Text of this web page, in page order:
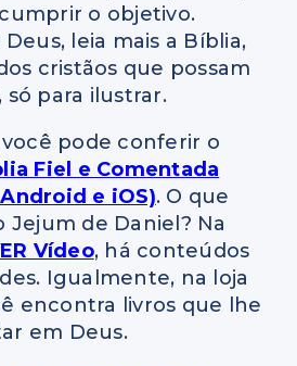
o objetivo.
leia mais a Bíblia,
cristãos que possam
para ilustrar.
pode conferir o
Fiel e Comentada
e iOS). O que
Jejum de Daniel? Na
Vídeo, há conteúdos
Igualmente, na loja
encontra livros que lhe
em Deus.